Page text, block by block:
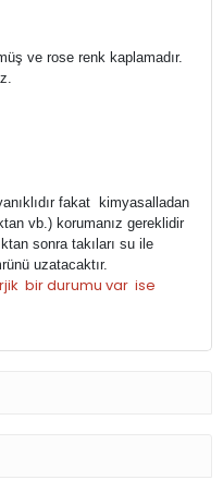
ve rose renk kaplamadır.
fakat kimyasalladan
vb.) korumanız gereklidir
sonra takıları su ile
uzatacaktır.
bir durumu var ise